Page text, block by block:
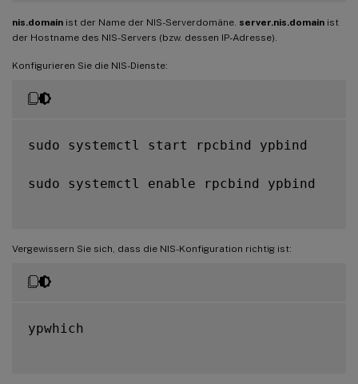
nis.domain ist der Name der NIS-Serverdomäne. server.nis.domain ist
der Hostname des NIS-Servers (bzw. dessen IP-Adresse).
Konfigurieren Sie die NIS-Dienste:
sudo systemctl start rpcbind ypbind
sudo systemctl enable rpcbind ypbind
Vergewissern Sie sich, dass die NIS-Konfiguration richtig ist:
ypwhich